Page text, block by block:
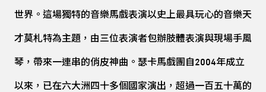
世界。這場獨特的音樂馬戲表演以史上最具玩心的音樂天
才莫札特為主題，由三位表演者包辦肢體表演與現場手風
琴，帶來一連串的俏皮神曲。瑟卡馬戲團自2004年成立
以來，已在六大洲四十多個國家演出，超過一百五十萬的